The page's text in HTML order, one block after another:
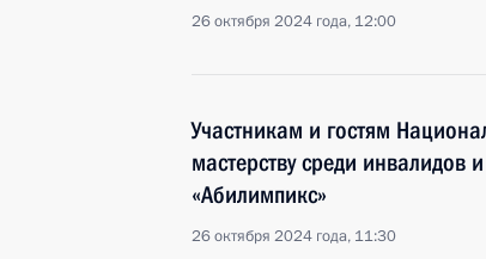
26 октября 2024 года, 12:00
Участникам и гостям
мастерству среди
«Абилимпикс»
26 октября 2024 года, 11:30